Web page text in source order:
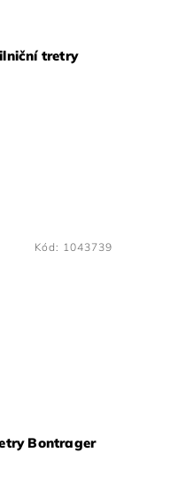
tretry
Bontrager
Kód: 1043739